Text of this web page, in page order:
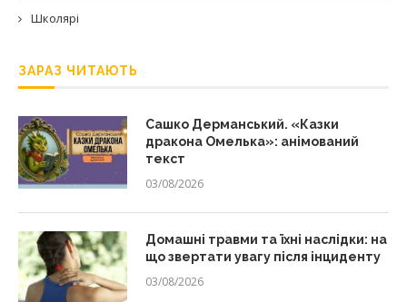
Школярі
ЗАРАЗ ЧИТАЮТЬ
Сашко Дерманський. «Казки
дракона Омелька»: анімований
текст
03/08/2026
Домашні травми та їхні наслідки: на
що звертати увагу після інциденту
03/08/2026